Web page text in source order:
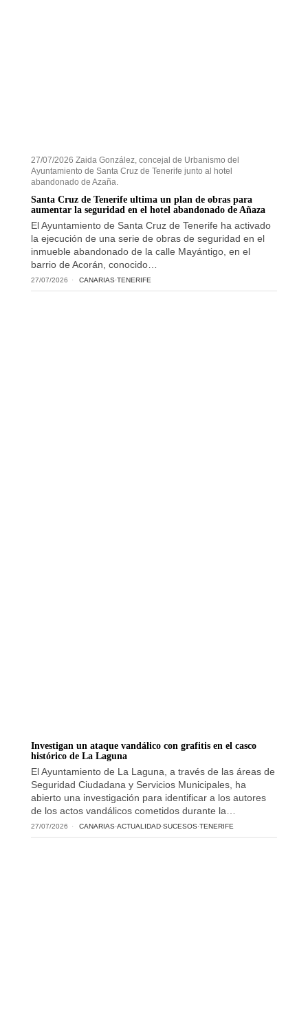
27/07/2026 Zaida González, concejal de Urbanismo del
Ayuntamiento de Santa Cruz de Tenerife junto al hotel
abandonado de Azaña.
Santa Cruz de Tenerife ultima un plan de obras para
aumentar la seguridad en el hotel abandonado de Añaza
El Ayuntamiento de Santa Cruz de Tenerife ha activado
la ejecución de una serie de obras de seguridad en el
inmueble abandonado de la calle Mayántigo, en el
barrio de Acorán, conocido…
27/07/2026 CANARIAS·TENERIFE
Investigan un ataque vandálico con grafitis en el casco
histórico de La Laguna
El Ayuntamiento de La Laguna, a través de las áreas de
Seguridad Ciudadana y Servicios Municipales, ha
abierto una investigación para identificar a los autores
de los actos vandálicos cometidos durante la…
27/07/2026 CANARIAS·ACTUALIDAD·SUCESOS·TENERIFE